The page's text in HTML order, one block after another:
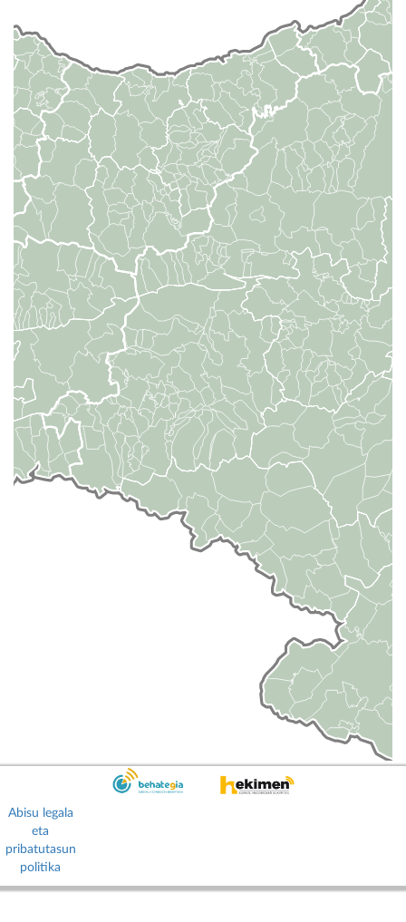
Abisu legala
eta
pribatutasun
politika